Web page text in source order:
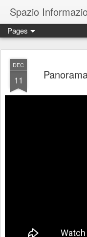
Spazio
Escursioni, viaggi,
Pages
DEC
11